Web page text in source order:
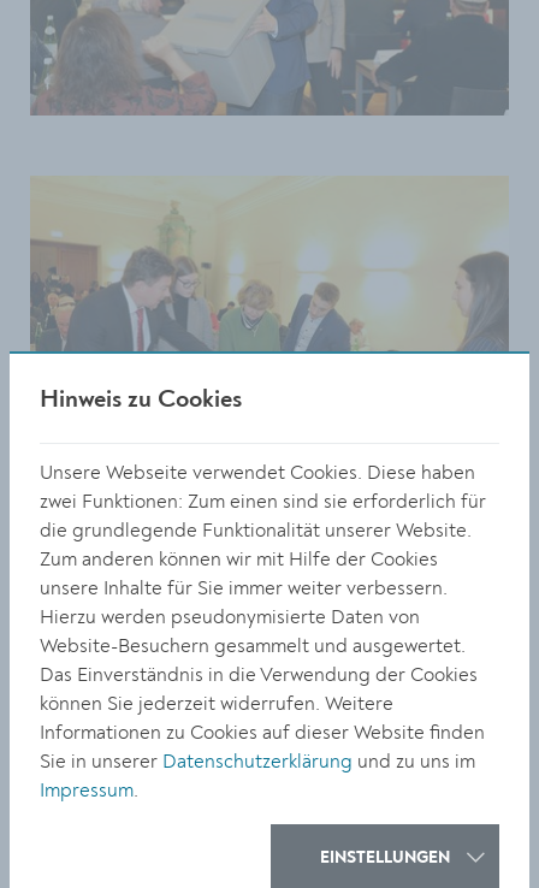
Hinweis zu Cookies
Unsere Webseite verwendet Cookies. Diese haben
zwei Funktionen: Zum einen sind sie erforderlich für
die grundlegende Funktionalität unserer Website.
Zum anderen können wir mit Hilfe der Cookies
unsere Inhalte für Sie immer weiter verbessern.
Hierzu werden pseudonymisierte Daten von
Website-Besuchern gesammelt und ausgewertet.
Das Einverständnis in die Verwendung der Cookies
können Sie jederzeit widerrufen. Weitere
Informationen zu Cookies auf dieser Website finden
Sie in unserer Datenschutzerklärung und zu uns im
Impressum.
EINSTELLUNGEN